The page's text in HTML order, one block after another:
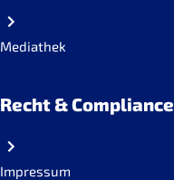
Mediathek
Recht & Compliance
Impressum